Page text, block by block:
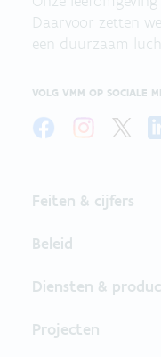
Daarvoor zetten
een duurzaam
VOLG VMM OP SOCIALE
Feiten & cijfers
Beleid
Diensten &
Projecten